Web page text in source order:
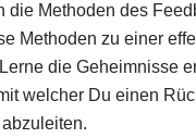
die Methoden des
Methoden zu einer
die Geheimnisse
welcher Du einen